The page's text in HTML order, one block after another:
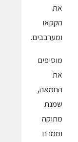
את
הקקאו
ומערבבים.
מוסיפים
את
החמאה,
שמנת
מתוקה
וממרח